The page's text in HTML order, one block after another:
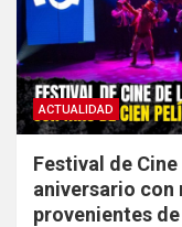
ACTUALIDAD
Festival de
aniversario con
provenientes